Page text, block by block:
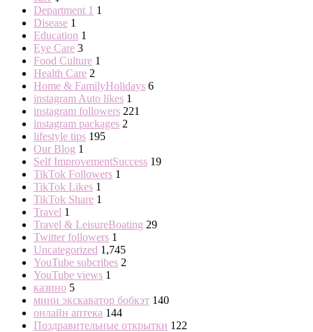
Department 1 1
Disease 1
Education 1
Eye Care 3
Food Culture 1
Health Care 2
Home & FamilyHolidays 6
instagram Auto likes 1
instagram followers 221
instagram packages 2
lifestyle tips 195
Our Blog 1
Self ImprovementSuccess 19
TikTok Followers 1
TikTok Likes 1
TikTok Share 1
Travel 1
Travel & LeisureBoating 29
Twitter followers 1
Uncategorized 1,745
YouTube subcribes 2
YouTube views 1
казино 5
мини экскаватор бобкэт 140
онлайн аптека 144
Поздравительные открытки 122